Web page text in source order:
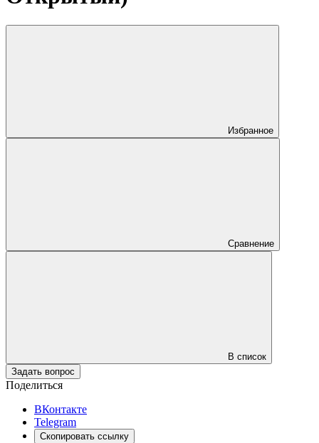
Избранное
Сравнение
В список
Задать вопрос
Поделиться
ВКонтакте
Telegram
Скопировать ссылку